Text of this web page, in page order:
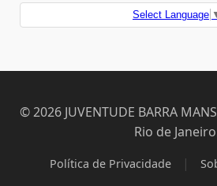
Select Language
© 2026 JUVENTUDE BARRA
Rio de
Política de Privacidade |